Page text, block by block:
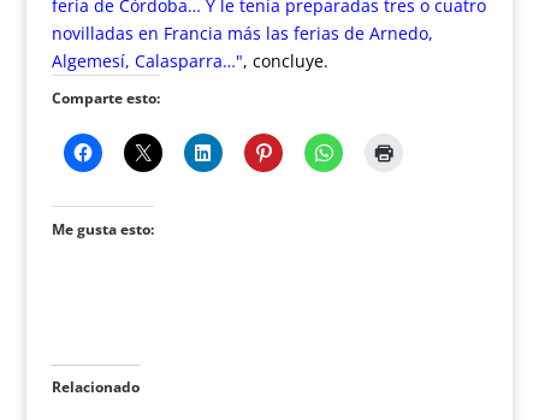
feria de Córdoba… Y le tenía preparadas tres o cuatro
novilladas en Francia más las ferias de Arnedo,
Algemesí, Calasparra…", concluye.
Comparte esto:
Me gusta esto:
Relacionado